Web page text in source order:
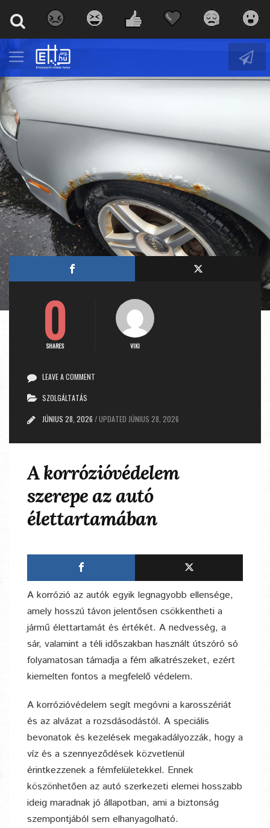
0
SHARES VIKI
LEAVE A COMMENT
SZOLGÁLTATÁS
JÚNIUS 28, 2026 /UPDATED JÚNIUS 28, 2026
A korrózióvédelem
szerepe az autó
élettartamában
A korrózió az autók egyik legnagyobb ellensége,
amely hosszú távon jelentősen csökkentheti a
jármű élettartamát és értékét. A nedvesség, a
sár, valamint a téli időszakban használt útszóró só
folyamatosan támadja a fém alkatrészeket, ezért
kiemelten fontos a megfelelő védelem.
A korrózióvédelem segít megóvni a karosszériát
és az alvázat a rozsdásodástól. A speciális
bevonatok és kezelések megakadályozzák, hogy a
víz és a szennyeződések közvetlenül
érintkezzenek a fémfelületekkel. Ennek
köszönhetően az autó szerkezeti elemei hosszabb
ideig maradnak jó állapotban, ami a biztonság
szempontjából sem elhanyagolható.